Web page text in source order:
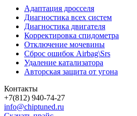
Адаптация дросселя
Диагностика всех систем
Диагностика двигателя
Корректировка спидометра
Отключение мочевины
Сброс ошибок Airbag\Srs
Удаление катализатора
Авторская защита от угона
Контакты
+7(812) 940-74-27
info@chiptuned.ru